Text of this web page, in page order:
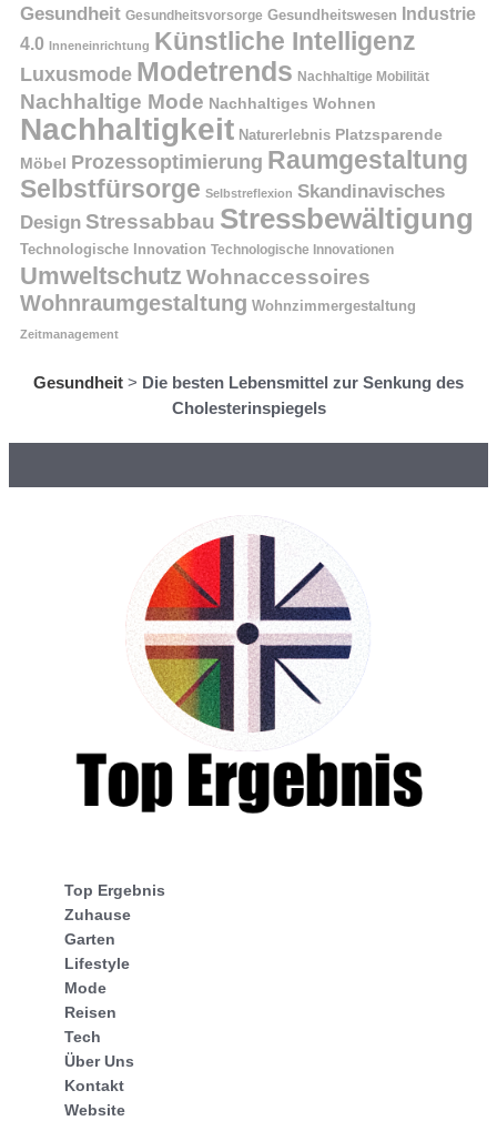
Gesundheit Gesundheitsvorsorge Gesundheitswesen
Industrie
4.0
Inneneinrichtung Künstliche Intelligenz
Luxusmode Modetrends Nachhaltige Mobilität
Nachhaltige Mode Nachhaltiges Wohnen
Nachhaltigkeit Naturerlebnis Platzsparende
Möbel
Prozessoptimierung Raumgestaltung
Selbstfürsorge Selbstreflexion Skandinavisches
Design Stressabbau Stressbewältigung
Technologische Innovation Technologische Innovationen
Umweltschutz Wohnaccessoires
Wohnraumgestaltung Wohnzimmergestaltung
Zeitmanagement
Gesundheit > Die besten Lebensmittel zur Senkung des
Cholesterinspiegels
Top Ergebnis
Zuhause
Garten
Lifestyle
Mode
Reisen
Tech
Über Uns
Kontakt
Website